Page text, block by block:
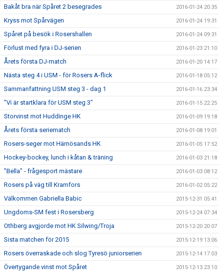
Bakåt bra när Spåret 2 besegrades 2016-01-24 20:35
Kryss mot Spårvägen 2016-01-24 19:31
Spåret på besök i Rosershallen 2016-01-24 09:31
Förlust med fyra i DJ-serien 2016-01-23 21:10
Årets första DJ-match 2016-01-20 14:17
Nästa steg 4 i USM - för Rosers A-flick 2016-01-18 05:12
Sammanfattning USM steg 3 - dag 1 2016-01-16 23:34
"Vi är startklara för USM steg 3" 2016-01-15 22:25
Storvinst mot Huddinge HK 2016-01-09 19:18
Årets första seriematch 2016-01-08 19:01
Rosers-seger mot Härnösands HK 2016-01-05 17:52
Hockey-bockey, lunch i kåtan & träning 2016-01-03 21:18
"Bella" - frågesport mästare 2016-01-03 08:12
Rosers på väg till Kramfors 2016-01-02 05:22
Välkommen Gabriella Babic 2015-12-31 05:41
Ungdoms-SM fest i Rosersberg 2015-12-24 07:34
Othberg avgjorde mot HK Silwing/Troja 2015-12-20 20:07
Sista matchen för 2015 2015-12-19 13:06
Rosers överraskade och slog Tyresö juniorserien 2015-12-14 17:03
Övertygande vinst mot Spåret 2015-12-13 23:10